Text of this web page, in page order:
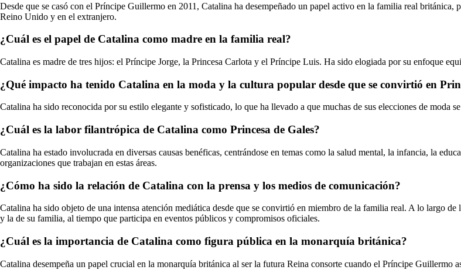
Desde que se casó con el Príncipe Guillermo en 2011, Catalina ha desempeñado un papel activo en la familia real
Reino Unido y en el extranjero.
¿Cuál es el papel de Catalina como madre en la familia real?
Catalina es madre de tres hijos: el Príncipe Jorge, la Princesa Carlota y el Príncipe Luis. Ha sido elogiada por su enfoque
¿Qué impacto ha tenido Catalina en la moda y la cultura popular desde que se convirtió en
Catalina ha sido reconocida por su estilo elegante y sofisticado, lo que ha llevado a que muchas de sus elecciones de moda
¿Cuál es la labor filantrópica de Catalina como Princesa de Gales?
Catalina ha estado involucrada en diversas causas benéficas, centrándose en temas como la salud mental, la infancia, la
organizaciones que trabajan en estas áreas.
¿Cómo ha sido la relación de Catalina con la prensa y los medios de comunicación?
Catalina ha sido objeto de una intensa atención mediática desde que se convirtió en miembro de la familia real. A lo largo
y la de su familia, al tiempo que participa en eventos públicos y compromisos oficiales.
¿Cuál es la importancia de Catalina como figura pública en la monarquía británica?
Catalina desempeña un papel crucial en la monarquía británica al ser la futura Reina consorte cuando el Príncipe Guillermo